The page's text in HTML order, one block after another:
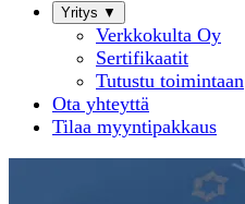
Yritys ▼
Verkkokulta Oy
Sertifikaatit
Tutustu toimintaan
Ota yhteyttä
Tilaa myyntipakkaus